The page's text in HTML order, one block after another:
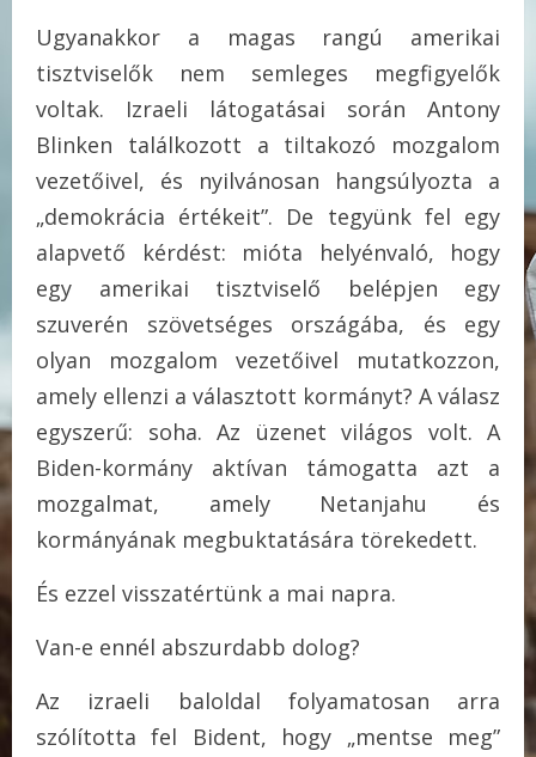
Ugyanakkor a magas rangú amerikai
tisztviselők nem semleges megfigyelők
voltak. Izraeli látogatásai során Antony
Blinken találkozott a tiltakozó mozgalom
vezetőivel, és nyilvánosan hangsúlyozta a
„demokrácia értékeit”. De tegyünk fel egy
alapvető kérdést: mióta helyénvaló, hogy
egy amerikai tisztviselő belépjen egy
szuverén szövetséges országába, és egy
olyan mozgalom vezetőivel mutatkozzon,
amely ellenzi a választott kormányt? A válasz
egyszerű: soha. Az üzenet világos volt. A
Biden-kormány aktívan támogatta azt a
mozgalmat, amely Netanjahu és
kormányának megbuktatására törekedett.
És ezzel visszatértünk a mai napra.
Van-e ennél abszurdabb dolog?
Az izraeli baloldal folyamatosan arra
szólította fel Bident, hogy „mentse meg”